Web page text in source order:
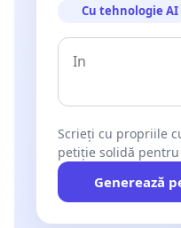
Cu tehnologie AI
Scrieți cu propriile
petiție solidă pentru
Generează